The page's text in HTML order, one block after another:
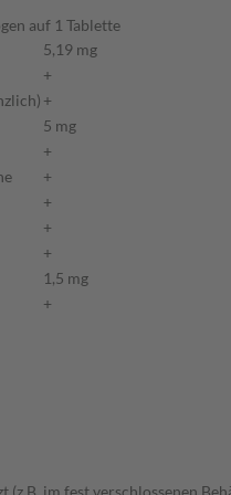
auf 1 Tablette
5,19 mg
+
+
5 mg
+
+
+
+
+
1,5 mg
+
(z.B. im fest verschlossenen